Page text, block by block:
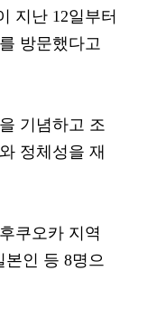
지난 12일부터
방문했다고
기념하고 조
정체성을 재
쿠오카 지역
인 등 8명으